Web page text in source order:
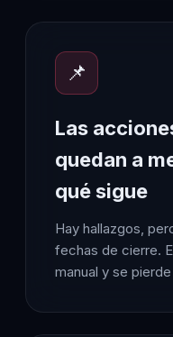
📌
Las
quedan a
qué sigue
Hay hallazgos,
fechas de cierre.
manual y se